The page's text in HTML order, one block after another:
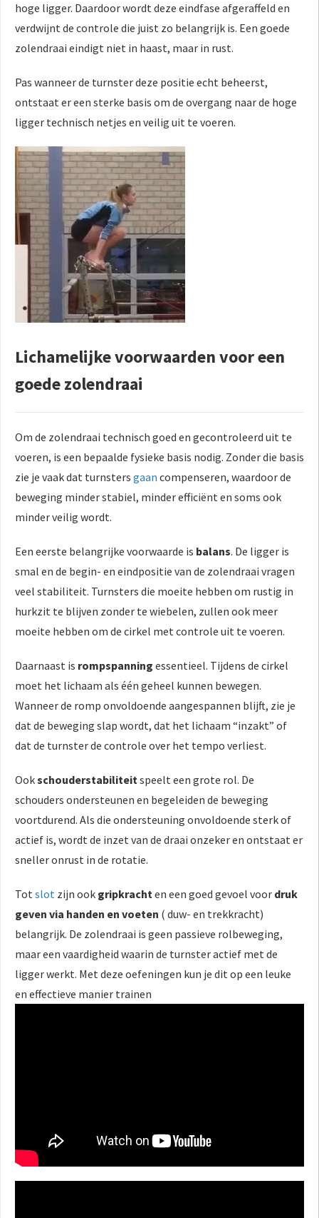
hoge ligger. Daardoor wordt deze eindfase afgeraffeld en
verdwijnt de controle die juist zo belangrijk is. Een goede
zolendraai eindigt niet in haast, maar in rust.
Pas wanneer de turnster deze positie echt beheerst,
ontstaat er een sterke basis om de overgang naar de hoge
ligger technisch netjes en veilig uit te voeren.
Lichamelijke voorwaarden voor een
goede zolendraai
Om de zolendraai technisch goed en gecontroleerd uit te
voeren, is een bepaalde fysieke basis nodig. Zonder die basis
zie je vaak dat turnsters gaan compenseren, waardoor de
beweging minder stabiel, minder efficiënt en soms ook
minder veilig wordt.
Een eerste belangrijke voorwaarde is balans. De ligger is
smal en de begin- en eindpositie van de zolendraai vragen
veel stabiliteit. Turnsters die moeite hebben om rustig in
hurkzit te blijven zonder te wiebelen, zullen ook meer
moeite hebben om de cirkel met controle uit te voeren.
Daarnaast is rompspanning essentieel. Tijdens de cirkel
moet het lichaam als één geheel kunnen bewegen.
Wanneer de romp onvoldoende aangespannen blijft, zie je
dat de beweging slap wordt, dat het lichaam “inzakt” of
dat de turnster de controle over het tempo verliest.
Ookschouderstabiliteitspeelt een grote rol. De
schouders ondersteunen en begeleiden de beweging
voortdurend. Als die ondersteuning onvoldoende sterk of
actief is, wordt de inzet van de draai onzeker en ontstaat er
sneller onrust in de rotatie.
Totslot zijn ook gripkrachten een goed gevoel voor druk
geven via handen en voeten ( duw- en trekkracht)
belangrijk. De zolendraai is geen passieve rolbeweging,
maar een vaardigheid waarin de turnster actief met de
ligger werkt. Met deze oefeningen kun je dit op een leuke
en effectieve manier trainen